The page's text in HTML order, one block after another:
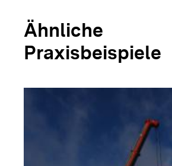
Ähnliche
Praxisbeispiele